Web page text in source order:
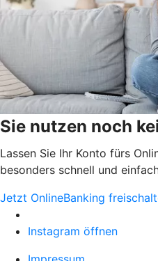
Sie nutzen noch
Lassen Sie Ihr Konto fürs
besonders schnell und
Jetzt OnlineBanking
Instagram öffnen